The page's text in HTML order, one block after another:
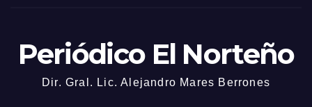
Periódico El Norteño
Dir. Gral. Lic. Alejandro Mares Berrones